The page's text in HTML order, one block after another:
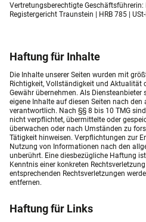
Vertretungsberechtigte Geschäftsführerin:
Registergericht Traunstein | HRB 785 |
Haftung für Inhalte
Die Inhalte unserer Seiten wurden mit
Richtigkeit, Vollständigkeit und Aktualität
Gewähr übernehmen. Als
eigene Inhalte auf diesen Seiten nach den
verantwortlich. Nach §§ 8 bis 10 TMG
nicht verpflichtet, übermittelte oder
überwachen oder nach Umständen zu
Tätigkeit hinweisen. Verpflichtungen zur
Nutzung von Informationen nach den
unberührt. Eine diesbezügliche Haftung
Kenntnis einer konkreten
entsprechenden Rechtsverletzungen
entfernen.
Haftung für Links